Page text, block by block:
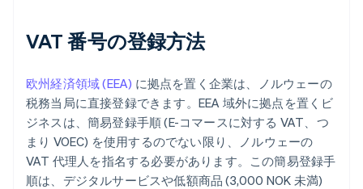
VAT 番号の登録方法
欧州経済領域 (EEA) に拠点を置く企業は、ノルウェーの
税務当局に直接登録できます。EEA 域外に拠点を置くビ
ジネスは、簡易登録手順 (E-コマースに対する VAT、つ
まり VOEC) を使用するのでない限り、ノルウェーの
VAT 代理人を指名する必要があります。この簡易登録手
順は、デジタルサービスや低額商品 (3,000 NOK 未満)